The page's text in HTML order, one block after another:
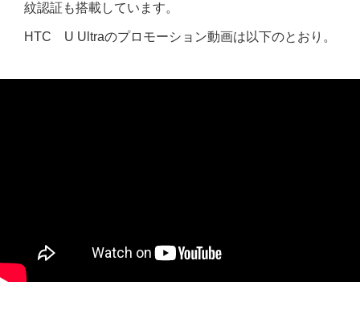
紋認証も搭載しています。
HTC U Ultraのプロモーション動画は以下のとおり。